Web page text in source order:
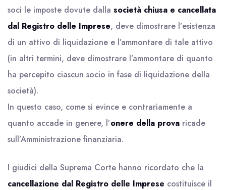
soci le imposte dovute dalla società chiusa e cancellata
dal Registro delle Imprese, deve dimostrare l’esistenza
di un attivo di liquidazione e l’ammontare di tale attivo
(in altri termini, deve dimostrare l’ammontare di quanto
ha percepito ciascun socio in fase di liquidazione della
società).
In questo caso, come si evince e contrariamente a
quanto accade in genere, l’onere della prova ricade
sull’Amministrazione finanziaria.
I giudici della Suprema Corte hanno ricordato che la
cancellazione dal Registro delle Imprese costituisce il